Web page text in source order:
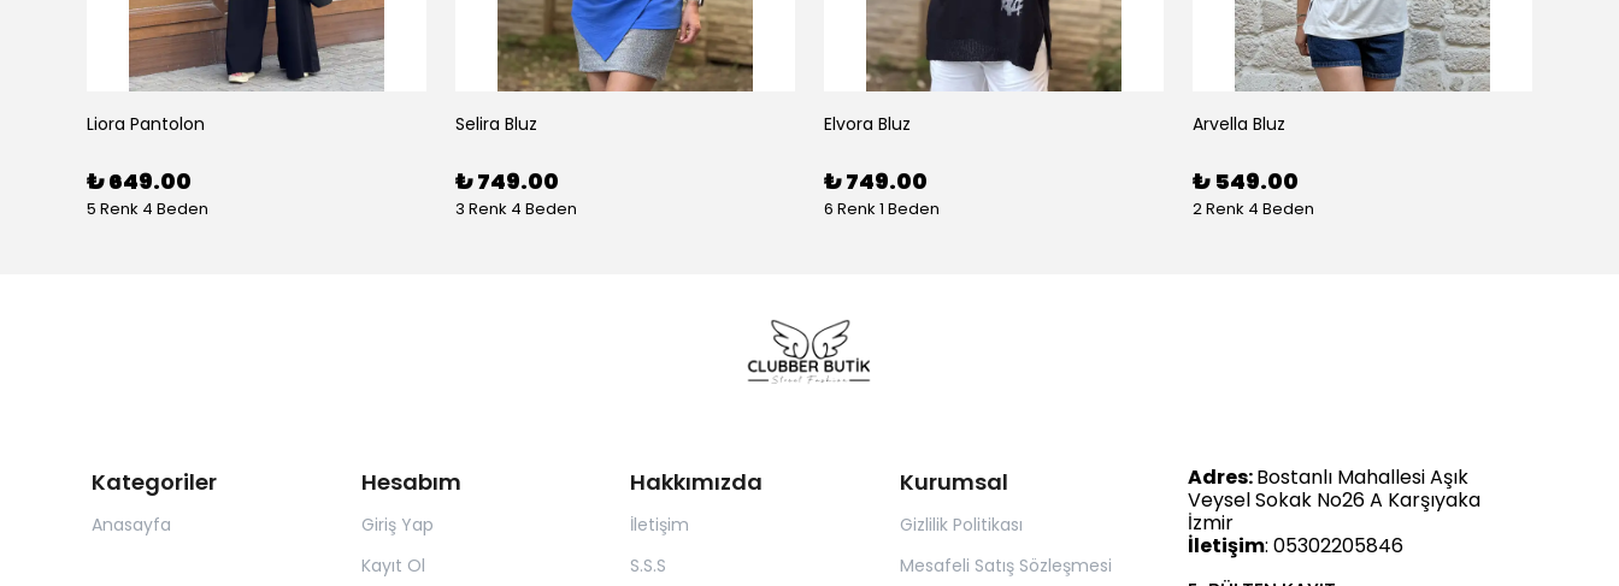
Liora Pantolon
₺ 649.00
5 Renk 4 Beden
Selira Bluz
₺ 749.00
3 Renk 4 Beden
Elvora Bluz
₺ 749.00
6 Renk 1 Beden
Arvella Bluz
₺ 549.00
2 Renk 4 Beden
Kategoriler
Anasayfa
Hesabım
Giriş Yap
Kayıt Ol
Hakkımızda
İletişim
S.S.S
Kurumsal
Gizlilik Politikası
Mesafeli Satış Sözleşmesi
Adres:Bostanlı Mahallesi Aşık
Veysel Sokak No26 A Karşıyaka
İzmir
İletişim: 05302205846